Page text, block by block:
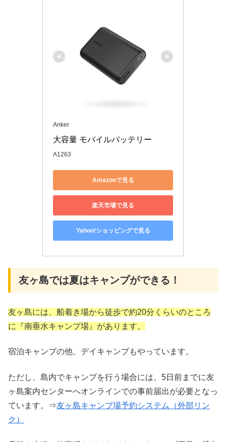
Anker
大容量 モバイルバッテリー
A1263
Amazonで見る
楽天市場で見る
Yahoo!ショッピングで見る
友ヶ島では夏はキャンプができる！
友ヶ島には、船着き場から徒歩で約20分くらいのところ
に『南垂水キャンプ場』があります。
宿泊キャンプの他、デイキャンプもやっています。
ただし、島内でキャンプを行う場合には、5日前までに友
ヶ島案内センターへオンラインでの事前届出が必要となっ
ています。⇒友ヶ島キャンプ場予約システム
（外部リン
ク）